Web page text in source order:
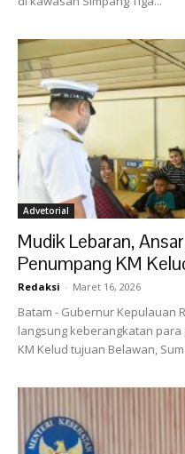
Advetorial
Mudik Lebaran,
Penumpang KM
Redaksi - Maret 16, 2026
Batam - Gubernur Kepulauan
langsung keberangkatan
KM Kelud tujuan Belawan,